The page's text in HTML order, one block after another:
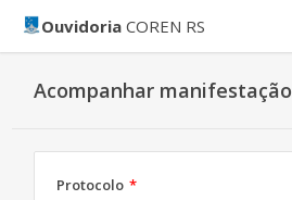
Ouvidoria COREN RS
Acompanhar manifestação
Protocolo